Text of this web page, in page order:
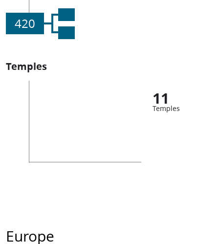
420
Temples
11
Temples
Europe